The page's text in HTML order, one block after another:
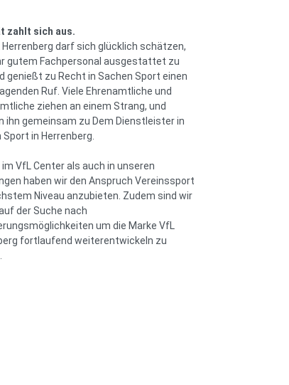
zahlt sich aus.
Herrenberg darf sich glücklich schätzen,
gutem Fachpersonal ausgestattet zu
genießt zu Recht in Sachen Sport einen
Ruf. Viele Ehrenamtliche und
ziehen an einem Strang, und
ihn gemeinsam zu Dem Dienstleister in
Sport in Herrenberg.
im VfL Center als auch in unseren
haben wir den Anspruch Vereinssport
Niveau anzubieten. Zudem sind wir
der Suche nach
um die Marke VfL
fortlaufend weiterentwickeln zu